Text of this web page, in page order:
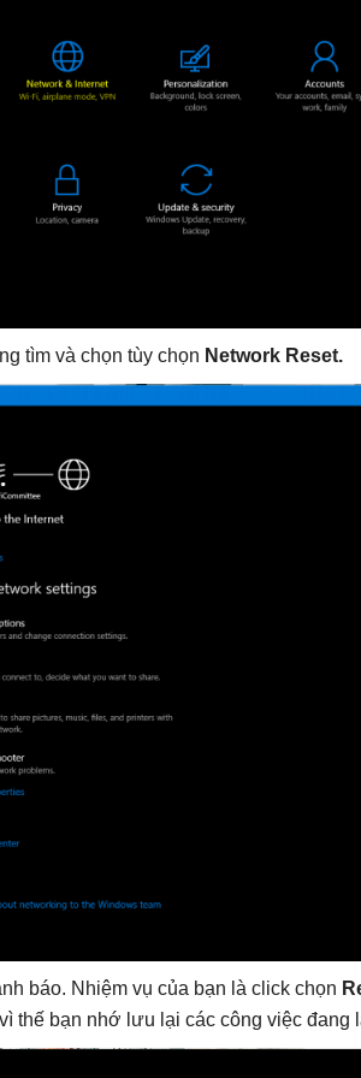
tìm và chọn tùy chọn Network Reset.
báo. Nhiệm vụ của bạn là click chọn
thế bạn nhớ lưu lại các công việc đang